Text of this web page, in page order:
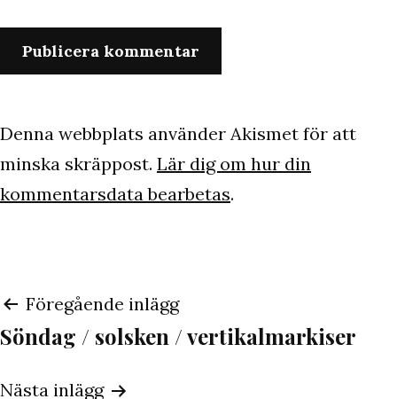
Denna webbplats använder Akismet för att
minska skräppost. Lär dig om hur din
kommentarsdata bearbetas.
Inläggsnavigering
Föregående inlägg
Söndag / solsken / vertikalmarkiser
Nästa inlägg